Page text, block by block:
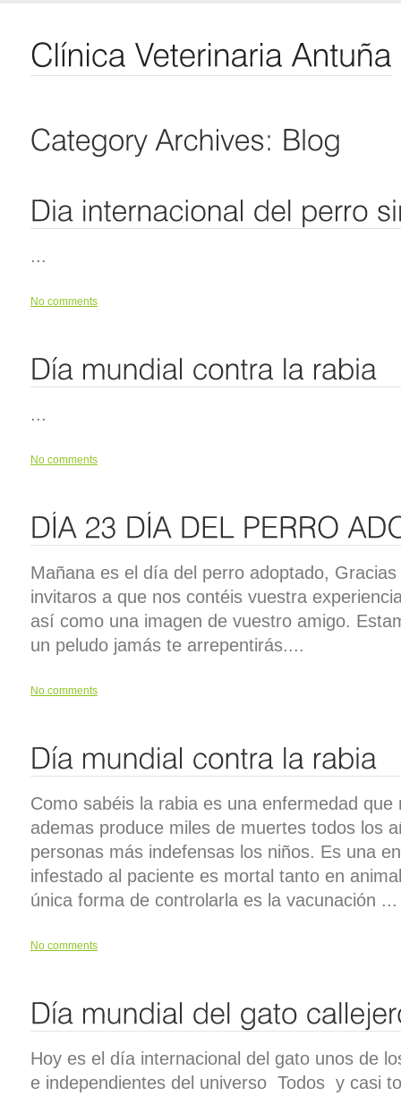
...
No comments
...
No comments
Mañana es el día del perro adoptado,
invitaros a que nos contéis vuestra
así como una imagen de vuestro amigo.
un peludo jamás te arrepentirás....
No comments
Como sabéis la rabia es una enfermedad
ademas produce miles de muertes todos los
personas más indefensas los niños. Es una
infestado al paciente es mortal tanto en
única forma de controlarla es la vacunación ...
No comments
Hoy es el día internacional del gato unos de
e independientes del universo Todos y casi